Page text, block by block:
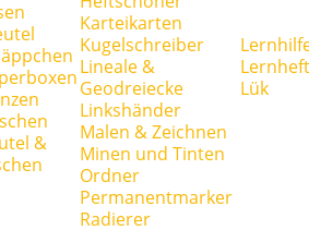
&
Karteikarten
Kugelschreiber
Lineale &
Geodreiecke
Linkshänder
Malen & Zeichnen
Minen und Tinten
Ordner
Permanentmarker
Radierer
Lük